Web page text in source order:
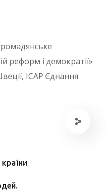
реформ і демократії»
ІСАР Єднання